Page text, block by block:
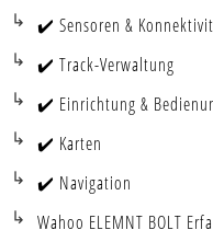
✔️ Sensoren &
✔️ Track-Verwaltung
✔️ Einrichtung &
✔️ Karten
✔️ Navigation
Wahoo ELEMNT BOLT